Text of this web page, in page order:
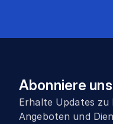
Abonniere
Erhalte Updates
Angeboten und